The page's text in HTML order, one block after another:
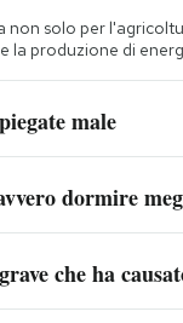
non solo per
la produzione di
male
dormire
che ha